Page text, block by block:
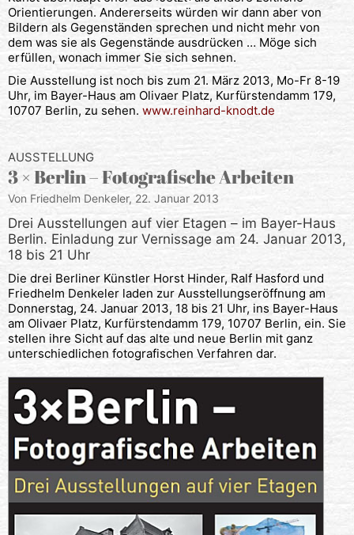
Orientierungen. Andererseits würden wir dann aber von
Bildern als Gegenständen sprechen und nicht mehr von
dem was sie als Gegenstände ausdrücken … Möge sich
erfüllen, wonach immer Sie sich sehnen.
Die Ausstellung ist noch bis zum 21. März 2013, Mo-Fr 8-19
Uhr, im Bayer-Haus am Olivaer Platz, Kurfürstendamm 179,
10707 Berlin, zu sehen. www.reinhard-knodt.de
AUSSTELLUNG
3 × Berlin – Fotografische Arbeiten
Von Friedhelm Denkeler, 22. Januar 2013
Drei Ausstellungen auf vier Etagen – im Bayer-Haus
Berlin. Einladung zur Vernissage am 24. Januar 2013,
18 bis 21 Uhr
Die drei Berliner Künstler Horst Hinder, Ralf Hasford und
Friedhelm Denkeler laden zur Ausstellungseröffnung am
Donnerstag, 24. Januar 2013, 18 bis 21 Uhr, ins Bayer-Haus
am Olivaer Platz, Kurfürstendamm 179, 10707 Berlin, ein. Sie
stellen ihre Sicht auf das alte und neue Berlin mit ganz
unterschiedlichen fotografischen Verfahren dar.